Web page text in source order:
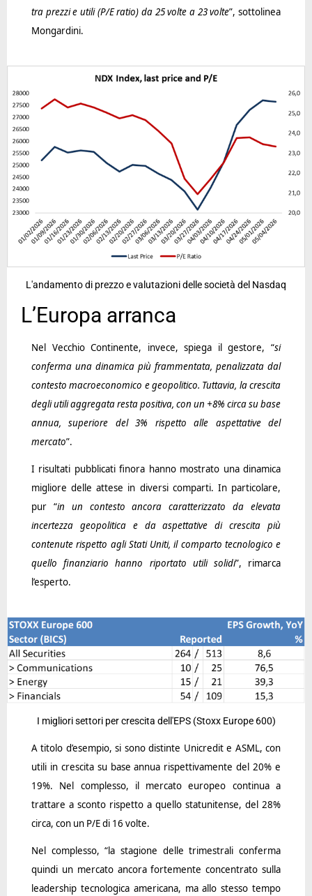
tra prezzi e utili (P/E ratio) da 25 volte a 23 volte”, sottolinea
Mongardini.
L'andamento di prezzo e valutazioni delle società del Nasdaq
L’Europa arranca
Nel Vecchio Continente, invece, spiega il gestore, “si
conferma una dinamica più frammentata, penalizzata dal
contesto macroeconomico e geopolitico. Tuttavia, la crescita
degli utili aggregata resta positiva, con un +8% circa su base
annua, superiore del 3% rispetto alle aspettative del
mercato”.
I risultati pubblicati finora hanno mostrato una dinamica
migliore delle attese in diversi comparti. In particolare,
pur “in un contesto ancora caratterizzato da elevata
incertezza geopolitica e da aspettative di crescita più
contenute rispetto agli Stati Uniti, il comparto tecnologico e
quello finanziario hanno riportato utili solidi”, rimarca
l’esperto.
I migliori settori per crescita dell'EPS (Stoxx Europe 600)
A titolo d’esempio, si sono distinte Unicredit e ASML, con
utili in crescita su base annua rispettivamente del 20% e
19%. Nel complesso, il mercato europeo continua a
trattare a sconto rispetto a quello statunitense, del 28%
circa, con un P/E di 16 volte.
Nel complesso, “la stagione delle trimestrali conferma
quindi un mercato ancora fortemente concentrato sulla
leadership tecnologica americana, ma allo stesso tempo